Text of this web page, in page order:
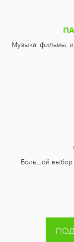
Музыка, фильмы,
Большой выбор